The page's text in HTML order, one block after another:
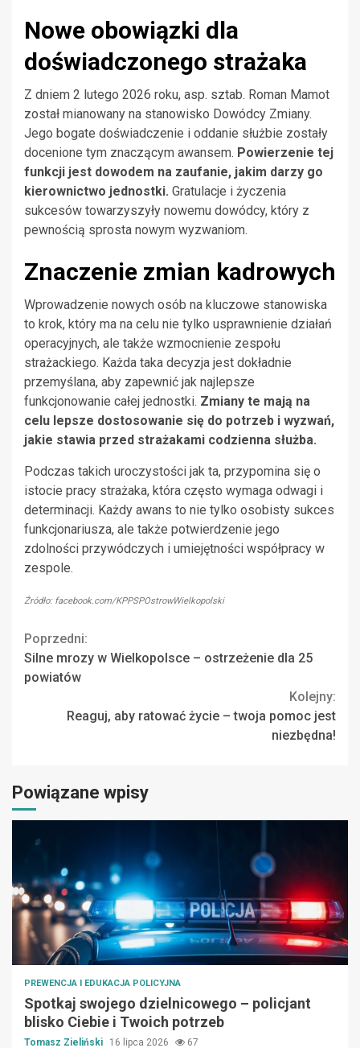
Nowe obowiązki dla
doświadczonego strażaka
Z dniem 2 lutego 2026 roku, asp. sztab. Roman Mamot
został mianowany na stanowisko Dowódcy Zmiany.
Jego bogate doświadczenie i oddanie służbie zostały
docenione tym znaczącym awansem. Powierzenie tej
funkcji jest dowodem na zaufanie, jakim darzy go
kierownictwo jednostki. Gratulacje i życzenia
sukcesów towarzyszyły nowemu dowódcy, który z
pewnością sprosta nowym wyzwaniom.
Znaczenie zmian kadrowych
Wprowadzenie nowych osób na kluczowe stanowiska
to krok, który ma na celu nie tylko usprawnienie działań
operacyjnych, ale także wzmocnienie zespołu
strażackiego. Każda taka decyzja jest dokładnie
przemyślana, aby zapewnić jak najlepsze
funkcjonowanie całej jednostki. Zmiany te mają na
celu lepsze dostosowanie się do potrzeb i wyzwań,
jakie stawia przed strażakami codzienna służba.
Podczas takich uroczystości jak ta, przypomina się o
istocie pracy strażaka, która często wymaga odwagi i
determinacji. Każdy awans to nie tylko osobisty sukces
funkcjonariusza, ale także potwierdzenie jego
zdolności przywódczych i umiejętności współpracy w
zespole.
Źródło: facebook.com/KPPSPOstrowWielkopolski
Continue
Reading
Poprzedni:
Silne mrozy w Wielkopolsce – ostrzeżenie dla 25
powiatów
Kolejny:
Reaguj, aby ratować życie – twoja pomoc jest
niezbędna!
Powiązane wpisy
PREWENCJA I EDUKACJA POLICYJNA
Spotkaj swojego dzielnicowego – policjant
blisko Ciebie i Twoich potrzeb
Tomasz Zieliński 16 lipca 2026 67